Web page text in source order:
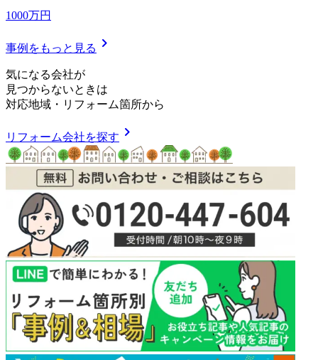
1000万円
事例をもっと見る chevron_right
気になる会社が
見つからないときは
対応地域 ・ リフォーム箇所から
リフォーム会社を探す chevron_right